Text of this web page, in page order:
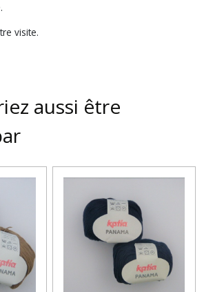
visite.
aussi être